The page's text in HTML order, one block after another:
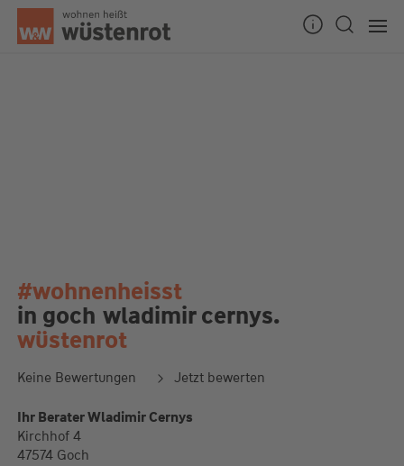
#wohnenheisst
in goch wladimir cernys.
wüstenrot
Keine Bewertungen Jetzt bewerten
Ihr Berater Wladimir Cernys
Kirchhof 4
47574 Goch